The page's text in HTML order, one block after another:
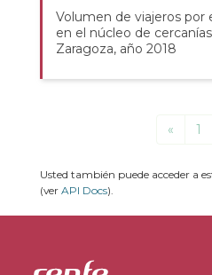
Volumen de viajeros por
en el núcleo de cercanías
Zaragoza, año 2018
« 1
Usted también puede acceder a
(ver API Docs).